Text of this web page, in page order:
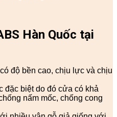
Hàn Quốc tại
có độ bền cao, chịu lực và chịu
biệt do đó cửa có khả
nấm mốc, chống cong